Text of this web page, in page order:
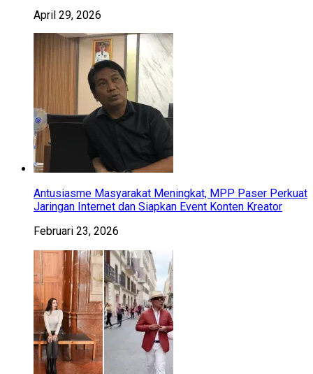
April 29, 2026
Antusiasme Masyarakat Meningkat, MPP Paser Perkuat
Jaringan Internet dan Siapkan Event Konten Kreator
Februari 23, 2026